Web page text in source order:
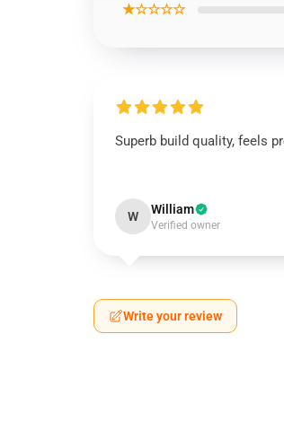
★☆☆☆☆
Superb build quality, feels
W William
Verified owner
Write your review